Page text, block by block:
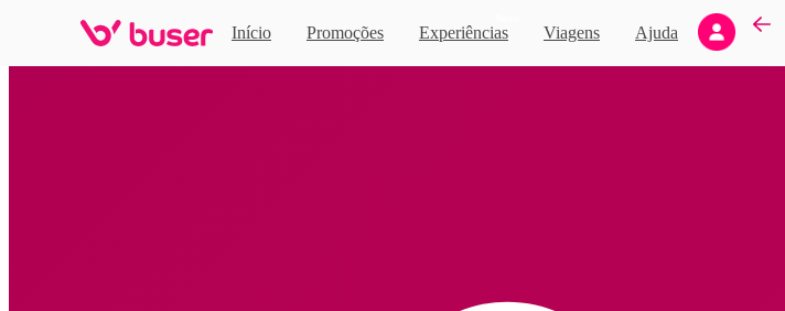
Início Promoções Experiências Viagens Ajuda
Home